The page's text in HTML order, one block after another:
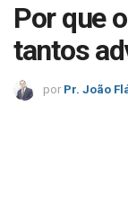
Por que
tantos
por Pr. João